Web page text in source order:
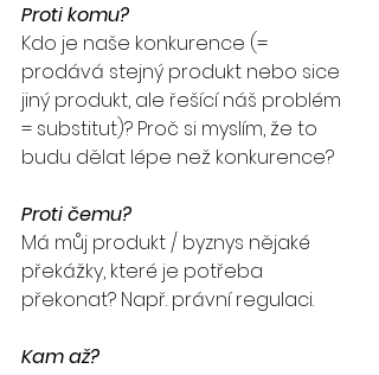
Proti komu?
Kdo je naše konkurence (=
prodává stejný produkt nebo sice
jiný produkt, ale řešící náš problém
= substitut)? Proč si myslím, že to
budu dělat lépe než konkurence?
Proti čemu?
Má můj produkt / byznys nějaké
překážky, které je potřeba
překonat? Např. právní regulaci.
Kam až?